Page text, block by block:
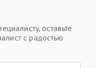
оставьте
с радостью